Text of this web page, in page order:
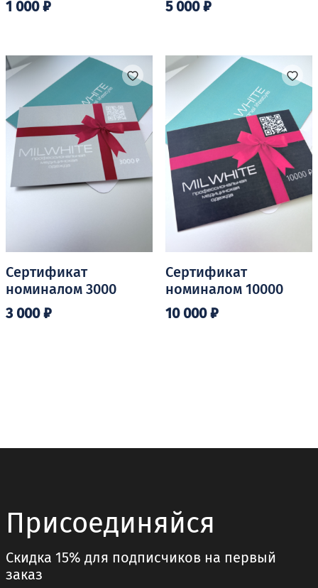
1 000₽
5 000₽
Сертификат
номиналом 3000
3 000₽
Сертификат
номиналом 10000
10 000₽
Присоединяйся
Скидка 15% для подписчиков на первый
заказ